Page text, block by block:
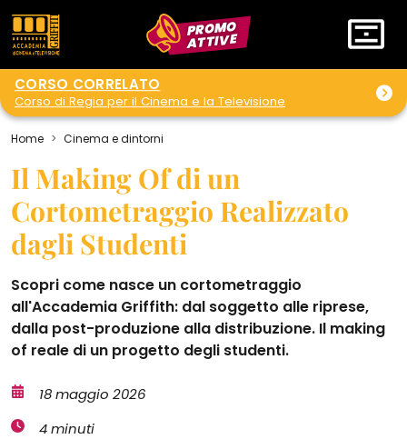
PROMO
ATTIVE
CORSO CORRELATO
Corso di Regia per il Cinema e la Televisione
Home Cinema e dintorni
Il Making Of di un
Cortometraggio Realizzato
dagli Studenti
Scopri come nasce un cortometraggio
all'Accademia Griffith: dal soggetto alle riprese,
dalla post-produzione alla distribuzione. Il making
of reale di un progetto degli studenti.
18 maggio 2026
4 minuti